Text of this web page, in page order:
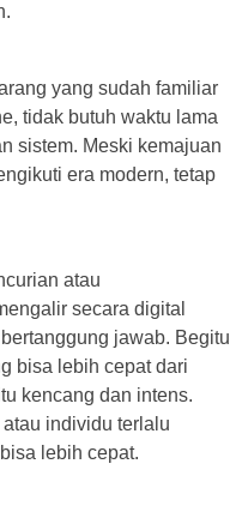
yang sudah familiar
tidak butuh waktu lama
sistem. Meski kemajuan
era modern, tetap
atau
secara digital
jawab. Begitu
bisa lebih cepat dari
kencang dan intens.
individu terlalu
lebih cepat.